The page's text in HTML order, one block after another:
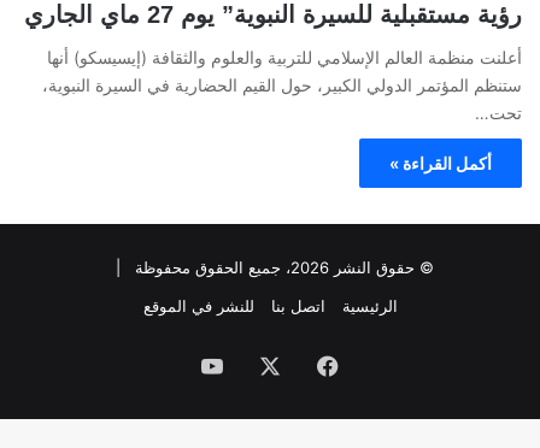
رؤية مستقبلية للسيرة النبوية” يوم 27 ماي الجاري
أعلنت منظمة العالم الإسلامي للتربية والعلوم والثقافة (إيسيسكو) أنها
ستنظم المؤتمر الدولي الكبير، حول القيم الحضارية في السيرة النبوية،
تحت…
أكمل القراءة »
© حقوق النشر 2026، جميع الحقوق محفوظة |
الرئيسية
اتصل بنا للنشر في الموقع
فيسبوك